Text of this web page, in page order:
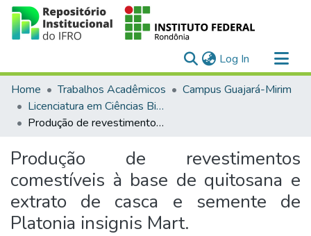
Log In (current)
Communities & Collections
All of DSpace
Statistics
Home Trabalhos Acadêmicos
Campus Guajará-Mirim
Licenciatura em Ciências Biológicas
Produção de revestimentos comestíveis à base de quitosana e extrato de casca e semente de Platonia insignis Mart.
Produção de revestimentos
comestíveis à base de quitosana e
extrato de casca e semente de
Platonia insignis Mart.